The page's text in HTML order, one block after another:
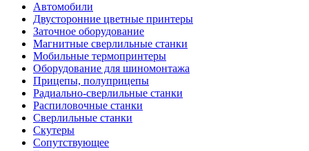
Автомобили
Двусторонние цветные принтеры
Заточное оборудование
Магнитные сверлильные станки
Мобильные термопринтеры
Оборудование для шиномонтажа
Прицепы, полуприцепы
Радиально-сверлильные станки
Распиловочные станки
Сверлильные станки
Скутеры
Сопутствующее